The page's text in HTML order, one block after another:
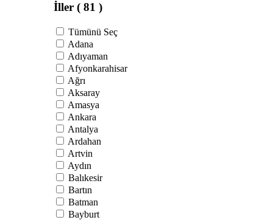
İller ( 81 )
Tümünü Seç
Adana
Adıyaman
Afyonkarahisar
Ağrı
Aksaray
Amasya
Ankara
Antalya
Ardahan
Artvin
Aydın
Balıkesir
Bartın
Batman
Bayburt